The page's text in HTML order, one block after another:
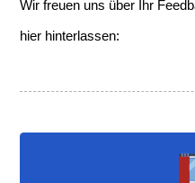
Wir freuen uns über Ihr
hier hinterlassen: